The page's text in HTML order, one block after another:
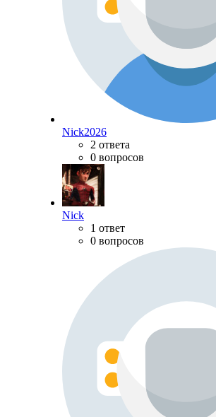
Nick2026
2 ответа
0 вопросов
Nick
1 ответ
0 вопросов